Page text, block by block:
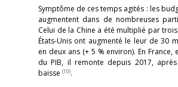
Symptôme de ces temps agités : les
augmentent dans de nombreuses
Celui de la Chine a été multiplié par
États-Unis ont augmenté le leur de 30
en deux ans (+ 5 % environ). En France,
du PIB, il remonte depuis 2017,
baisse (10).